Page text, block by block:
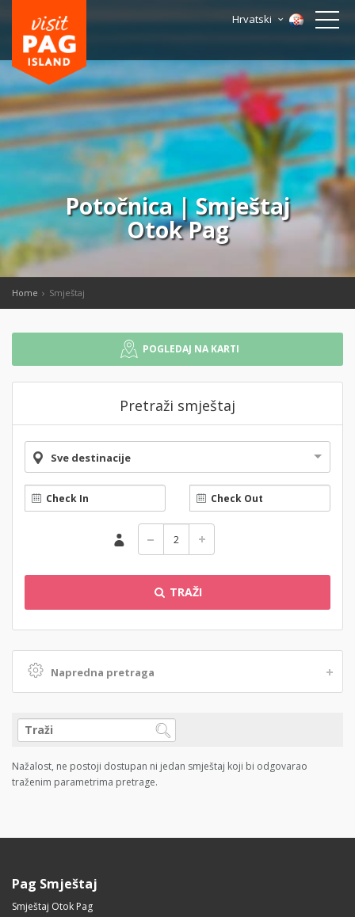
Hrvatski
Potočnica | Smještaj
Otok Pag
Home Smještaj
POGLEDAJ NA KARTI
Pretraži smještaj
Sve destinacije
TRAŽI
Napredna pretraga
Nažalost, ne postoji dostupan ni jedan smještaj koji bi odgovarao
traženim parametrima pretrage.
Pag Smještaj
Smještaj Otok Pag